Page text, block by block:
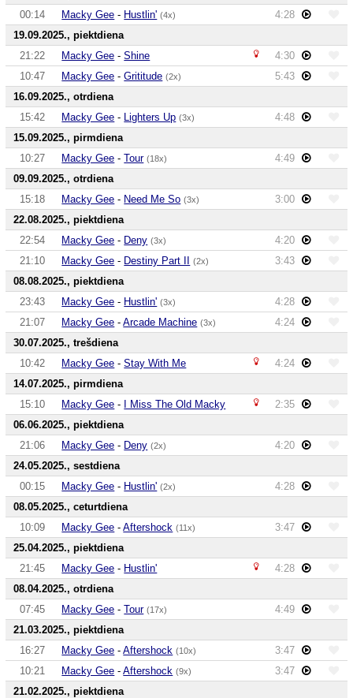
00:14
Macky Gee - Hustlin' (4x)
4:28
19.09.2025., piektdiena
21:22
Macky Gee -Shine
4:30
10:47
Macky Gee -Grititude (2x)
5:43
16.09.2025., otrdiena
15:42
Macky Gee - Lighters Up (3x)
4:48
15.09.2025., pirmdiena
10:27
Macky Gee -Tour (18x)
4:49
09.09.2025., otrdiena
15:18
Macky Gee - Need Me So (3x)
3:00
22.08.2025., piektdiena
22:54
Macky Gee - Deny (3x)
4:20
21:10
Macky Gee - Destiny Part II (2x)
3:43
08.08.2025., piektdiena
23:43
Macky Gee - Hustlin' (3x)
4:28
21:07
Macky Gee -Arcade Machine (3x)
4:24
30.07.2025., trešdiena
10:42
Macky Gee -Stay With Me
4:24
14.07.2025., pirmdiena
15:10
Macky Gee - I Miss The Old Macky
2:35
06.06.2025., piektdiena
21:06
Macky Gee - Deny (2x)
4:20
24.05.2025., sestdiena
00:15
Macky Gee - Hustlin' (2x)
4:28
08.05.2025., ceturtdiena
10:09
Macky Gee -Aftershock (11x)
3:47
25.04.2025., piektdiena
21:45
Macky Gee - Hustlin'
4:28
08.04.2025., otrdiena
07:45
Macky Gee -Tour (17x)
4:49
21.03.2025., piektdiena
16:27
Macky Gee -Aftershock (10x)
3:47
10:21
Macky Gee -Aftershock (9x)
3:47
21.02.2025., piektdiena